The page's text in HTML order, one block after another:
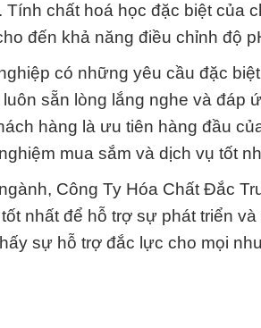
chất hoá học đặc biệt của
đến khả năng điều chỉnh độ
có những yêu cầu đặc
sẵn lòng lắng nghe và đáp
hàng là ưu tiên hàng đầu
mua sắm và dịch vụ tốt
Công Ty Hóa Chất Đắc
nhất để hỗ trợ sự phát triển
sự hỗ trợ đắc lực cho mọi